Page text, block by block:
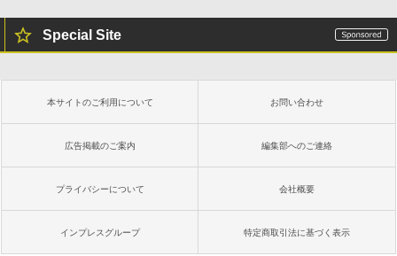
Special Site
本サイトのご利用について お問い合わせ
広告掲載のご案内 編集部へのご連絡
プライバシーについて 会社概要
インプレスグループ 特定商取引法に基づく表示